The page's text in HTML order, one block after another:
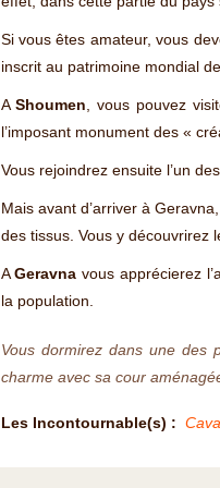
Si vous êtes amateur, vous
inscrit au patrimoine mondial
AShoumen, vous pouvez
l’imposant monument des «
Vous rejoindrez ensuite l’un
Mais avant d’arriver à
des tissus. Vous y découvrirez
AGeravnavous apprécierez
la population.
Vous dormirez dans une des
charme avec sa cour
Les Incontournable(s) :